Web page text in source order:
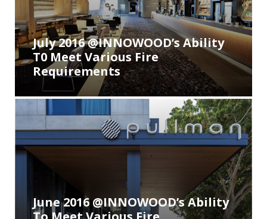
INNOWOOD Case Studies
INNOWOOD Whitepaper Articles
GEWERBLICHE BEREICHE
BILDUNG
GASTGEWERBE
GESUNDHEIT UND ALTENPFLEGE
July 2016 @INNOWOOD’s Ability
T0 Meet Various Fire
Requirements
June 2016 @INNOWOOD’s Ability